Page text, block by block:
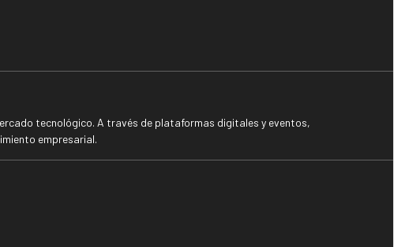
tecnológico. A través de plataformas digitales y eventos,
empresarial.